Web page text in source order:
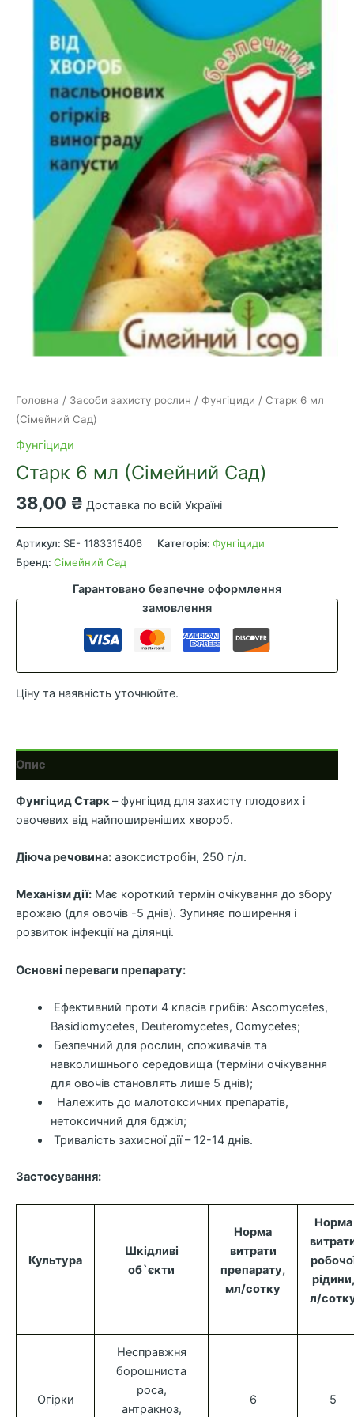
Головна / Засоби захисту рослин / Фунгіциди / Старк 6 мл
(Сімейний Сад)
Фунгіциди
Старк 6 мл (Сімейний Сад)
38,00 ₴ Доставка по всій Україні
Старк
6
мл
Сад)
Артикул: SE- 1183315406 Категорія: Фунгіциди
Бренд: Сімейний Сад
Гарантовано безпечне оформлення
замовлення
Ціну та наявність уточнюйте.
Опис
Фунгіцид Старк– фунгіцид для захисту плодових і
овочевих від найпоширеніших хвороб.
Діюча речовина: азоксистробін, 250 г/л.
Механізм дії: Має короткий термін очікування до збору
врожаю (для овочів -5 днів). Зупиняє поширення і
розвиток інфекції на ділянці.
Основні переваги препарату:
Ефективний проти 4 класів грибів: Ascomycetes,
Basidiomycetes, Deuteromycetes, Oomycetes;
Безпечний для рослин, споживачів та
навколишнього середовища (терміни очікування
для овочів становлять лише 5 днів);
Належить до малотоксичних препаратів,
нетоксичний для бджіл;
Тривалість захисної дії – 12-14 днів.
Застосування:
Культура
Шкідливі
об`єкти
Норма
витрати
препарату,
мл/сотку
Норма
рідини,
л/
Огірки
Несправжня
борошниста
роса,
антракноз,
6 5